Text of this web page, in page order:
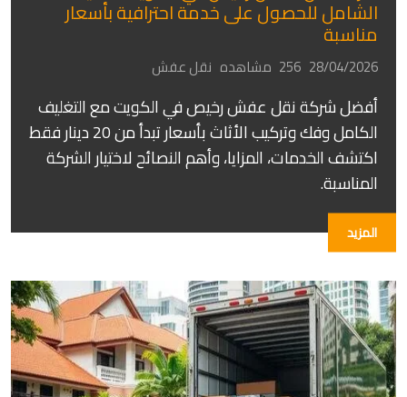
الشامل للحصول على خدمة احترافية بأسعار
مناسبة
28/04/2026 256 مشاهده نقل عفش
أفضل شركة نقل عفش رخيص في الكويت مع التغليف
الكامل وفك وتركيب الأثاث بأسعار تبدأ من 20 دينار فقط
اكتشف الخدمات، المزايا، وأهم النصائح لاختيار الشركة
المناسبة.
المزيد